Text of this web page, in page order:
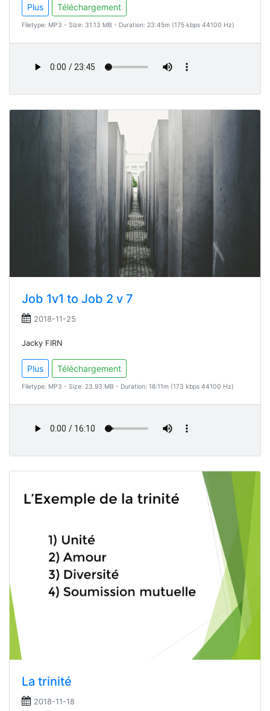
Plus Téléchargement
Filetype: MP3 - Size: 31.13 MB - Duration: 23:45m (175 kbps 44100 Hz)
Job 1v1 to Job 2 v 7
2018-11-25
Jacky FIRN
Plus Téléchargement
Filetype: MP3 - Size: 23.93 MB - Duration: 16:11m (173 kbps 44100 Hz)
La trinité
2018-11-18